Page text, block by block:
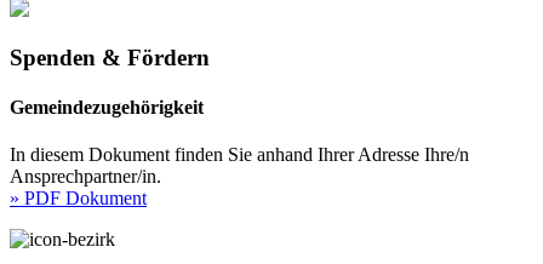
Spenden & Fördern
Gemeindezugehörigkeit
In diesem Dokument finden Sie anhand Ihrer Adresse Ihre/n
Ansprechpartner/in.
» PDF Dokument